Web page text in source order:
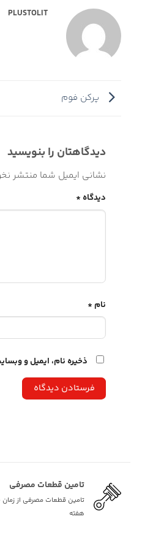
PLUSTOLIT
پرکن فوم
دیدگاهتان را بنویسید
نشانی ایمیل شما منتشر
دیدگاه *
نام *
ذخیره نام، ایمیل و
تامین قطعات مصرفی
تامین قطعات مصرفی از
هفته